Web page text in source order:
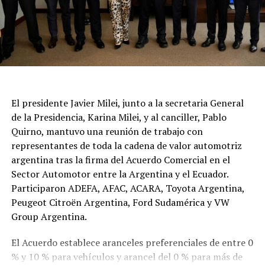
El presidente Javier Milei, junto a la secretaria General
de la Presidencia, Karina Milei, y al canciller, Pablo
Quirno, mantuvo una reunión de trabajo con
representantes de toda la cadena de valor automotriz
argentina tras la firma del Acuerdo Comercial en el
Sector Automotor entre la Argentina y el Ecuador.
Participaron ADEFA, AFAC, ACARA, Toyota Argentina,
Peugeot Citroën Argentina, Ford Sudamérica y VW
Group Argentina.
El Acuerdo establece aranceles preferenciales de entre 0
% y 10 % para vehículos y arancel del 0 % para más de